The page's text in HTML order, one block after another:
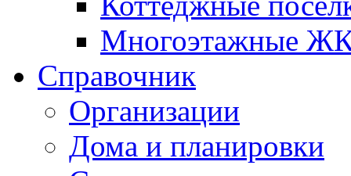
Многоэтажные
Справочник
Организации
Дома и планировки